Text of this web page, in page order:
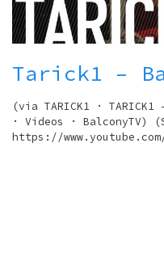
Tarick1 –
(via TARICK1 · TARICK1
· Videos · BalconyTV)
https://